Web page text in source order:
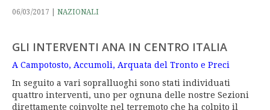
06/03/2017 NAZIONALI
GLI INTERVENTI ANA IN CENTRO ITALIA
A Campotosto, Accumoli, Arquata del Tronto e Preci
In seguito a vari sopralluoghi sono stati individuati
quattro interventi, uno per ognuna delle nostre Sezioni
direttamente coinvolte nel terremoto che ha colpito il